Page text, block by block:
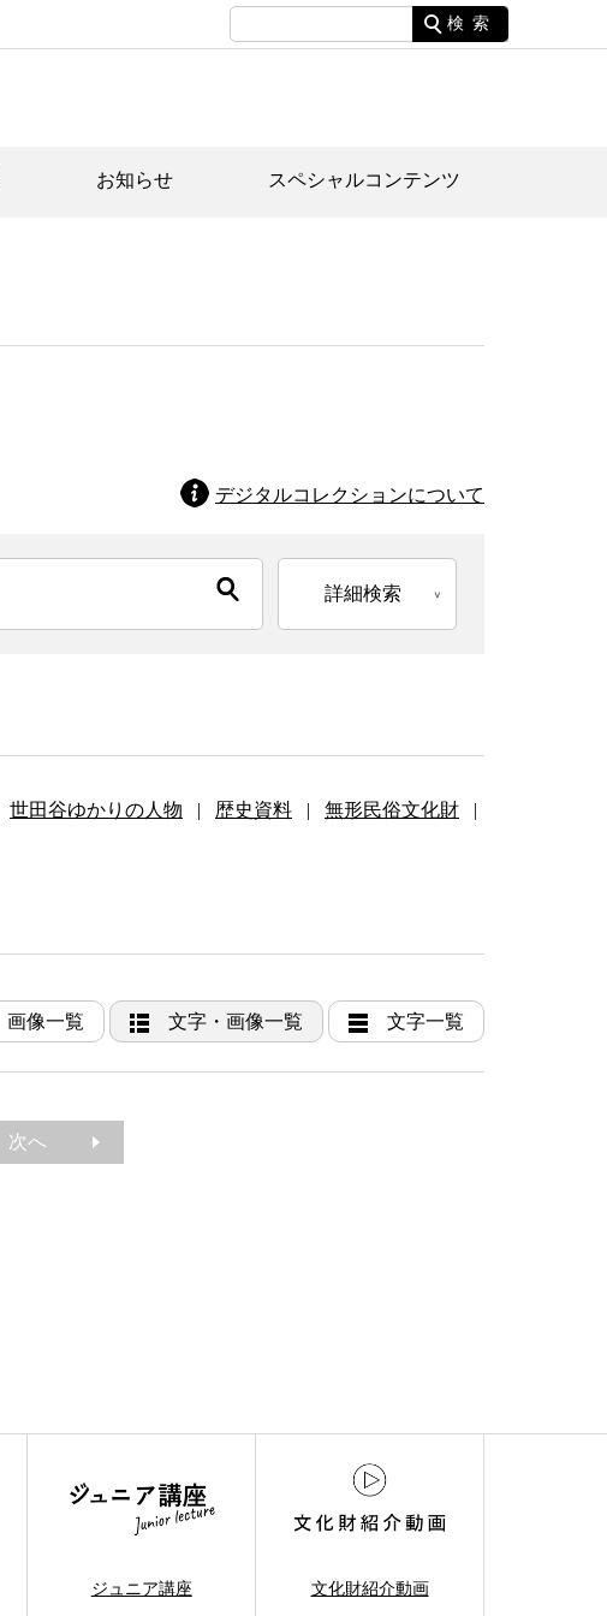
検索
お知らせ スペシャルコンテンツ
デジタルコレクションについて
詳細検索
世田谷ゆかりの人物 | 歴史資料 | 無形民俗文化財
|
画像一覧 文字・画像一覧 文字一覧
次へ
ジュニア講座 文化財紹介動画